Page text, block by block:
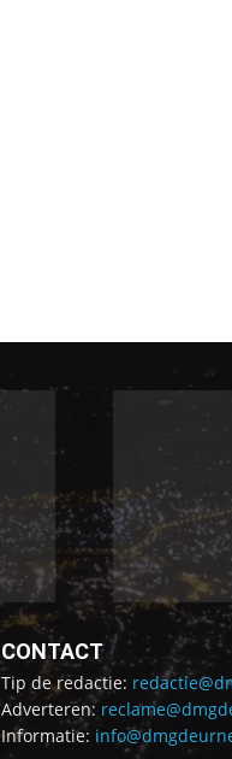
CONTACT
Tip de redactie:
Adverteren:
Informatie: